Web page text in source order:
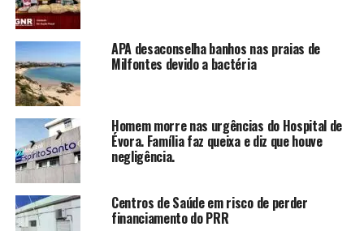
APA desaconselha banhos nas praias de
Milfontes devido a bactéria
Homem morre nas urgências do Hospital de
Évora. Família faz queixa e diz que houve
negligência.
Centros de Saúde em risco de perder
financiamento do PRR